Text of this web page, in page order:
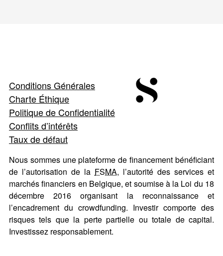
Conditions Générales
Charte Éthique
Politique de Confidentialité
Conflits d’intérêts
Taux de défaut
Nous sommes une plateforme de financement bénéficiant
de l’autorisation de la FSMA, l’autorité des services et
marchés financiers en Belgique, et soumise à la Loi du 18
décembre 2016 organisant la reconnaissance et
l’encadrement du crowdfunding. Investir comporte des
risques tels que la perte partielle ou totale de capital.
Investissez responsablement.